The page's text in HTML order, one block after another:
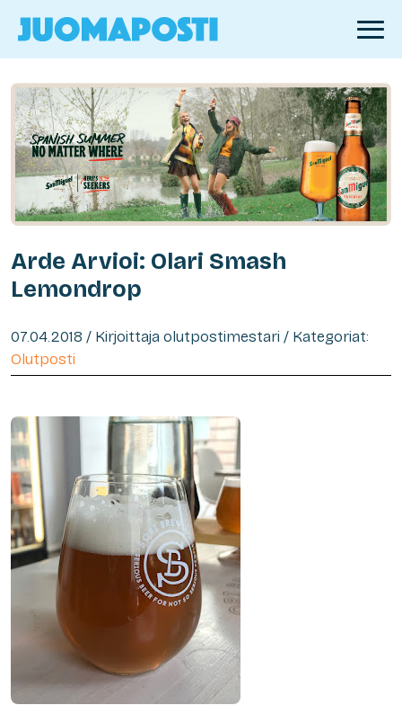
Arde Arvioi: Olari Smash
Lemondrop
07.04.2018 / Kirjoittaja olutpostimestari / Kategoriat:
Olutposti